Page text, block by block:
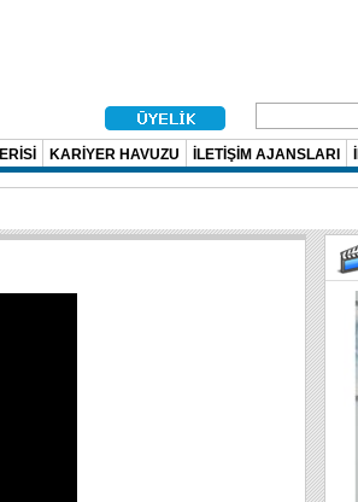
KARİYER HAVUZU İLETİŞİM AJANSLARI